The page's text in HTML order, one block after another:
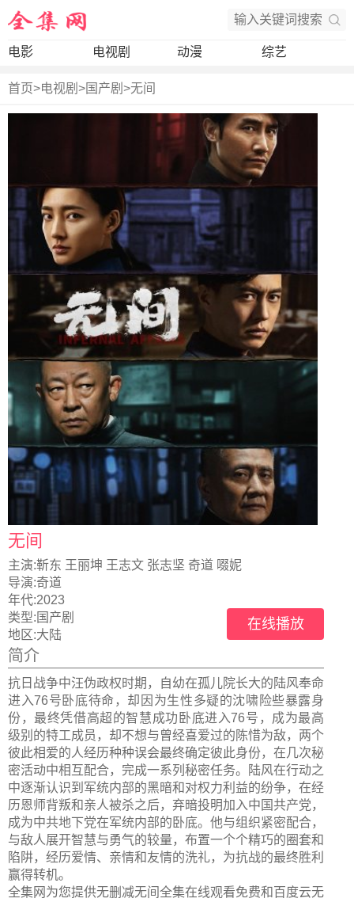
电影 电视剧 动漫 综艺
首页>电视剧 >国产剧 >无间
无间
主演:靳东 王丽坤 王志文 张志坚 奇道 啜妮
导演:奇道
年代:2023
类型: 国产剧
地区:大陆
在线播放
简介
抗日战争中汪伪政权时期，自幼在孤儿院长大的陆风奉命
进入76号卧底待命，却因为生性多疑的沈啸险些暴露身
份，最终凭借高超的智慧成功卧底进入76号，成为最高
级别的特工成员，却不想与曾经喜爱过的陈惜为敌，两个
彼此相爱的人经历种种误会最终确定彼此身份，在几次秘
密活动中相互配合，完成一系列秘密任务。陆风在行动之
中逐渐认识到军统内部的黑暗和对权力利益的纷争，在经
历恩师背叛和亲人被杀之后，弃暗投明加入中国共产党，
成为中共地下党在军统内部的卧底。他与组织紧密配合，
与敌人展开智慧与勇气的较量，布置一个个精巧的圈套和
陷阱，经历爱情、亲情和友情的洗礼，为抗战的最终胜利
赢得转机。
全集网为您提供无删减无间全集在线观看免费和百度云无